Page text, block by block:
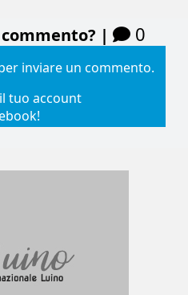
| 0
inviare un commento.
tuo account